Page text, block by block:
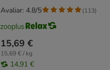
15,69 €
15,69 € / kg
14,91 €
Avaliar: 4.8/5 (113)